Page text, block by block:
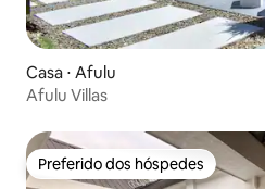
Casa ⋅ Afulu
Afulu Villas
Preferido dos hóspedes
Preferido dos hóspedes